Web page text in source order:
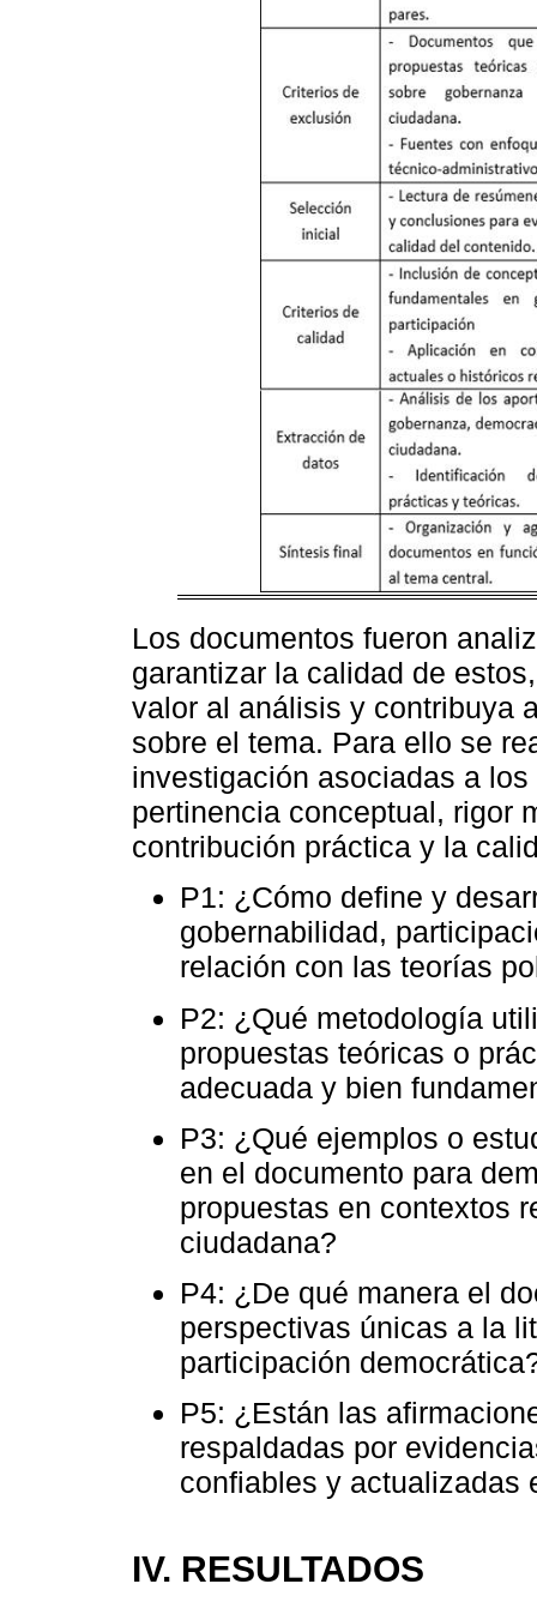
Los documentos fueron
garantizar la calidad de
valor al análisis y contribuya
sobre el tema. Para ello se
investigación asociadas a
pertinencia conceptual, rigor
contribución práctica y la
P1: ¿Cómo define y
gobernabilidad,
relación con las teorías
P2: ¿Qué metodología
propuestas teóricas o
adecuada y bien
P3: ¿Qué ejemplos o
en el documento para
propuestas en contextos
ciudadana?
P4: ¿De qué manera el
perspectivas únicas a la
participación
P5: ¿Están las
respaldadas por
confiables y actualizadas
IV. RESULTADOS